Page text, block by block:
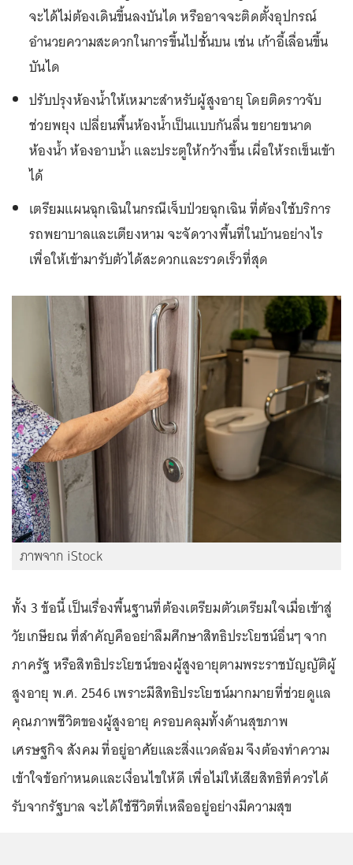
จะได้ไม่ต้องเดินขึ้นลงบันได หรืออาจจะติดตั้งอุปกรณ์
อำนวยความสะดวกในการขึ้นไปชั้นบน เช่น เก้าอี้เลื่อนขึ้น
บันได
ปรับปรุงห้องน้ำให้เหมาะสำหรับผู้สูงอายุ โดยติดราวจับ
ช่วยพยุง เปลี่ยนพื้นห้องน้ำเป็นแบบกันลื่น ขยายขนาด
ห้องน้ำ ห้องอาบน้ำ และประตูให้กว้างขึ้น เผื่อให้รถเข็นเข้า
ได้
เตรียมแผนฉุกเฉินในกรณีเจ็บป่วยฉุกเฉิน ที่ต้องใช้บริการ
รถพยาบาลและเตียงหาม จะจัดวางพื้นที่ในบ้านอย่างไร
เพื่อให้เข้ามารับตัวได้สะดวกและรวดเร็วที่สุด
ภาพจาก iStock
ทั้ง 3 ข้อนี้ เป็นเรื่องพื้นฐานที่ต้องเตรียมตัวเตรียมใจเมื่อเข้าสู่
วัยเกษียณ ที่สำคัญคืออย่าลืมศึกษาสิทธิประโยชน์อื่นๆ จาก
ภาครัฐ หรือสิทธิประโยชน์ของผู้สูงอายุตามพระราชบัญญัติผู้
สูงอายุ พ.ศ. 2546 เพราะมีสิทธิประโยชน์มากมายที่ช่วยดูแล
คุณภาพชีวิตของผู้สูงอายุ ครอบคลุมทั้งด้านสุขภาพ
เศรษฐกิจ สังคม ที่อยู่อาศัยและสิ่งแวดล้อม จึงต้องทำความ
เข้าใจข้อกำหนดและเงื่อนไขให้ดี เพื่อไม่ให้เสียสิทธิที่ควรได้
รับจากรัฐบาล จะได้ใช้ชีวิตที่เหลืออยู่อย่างมีความสุข